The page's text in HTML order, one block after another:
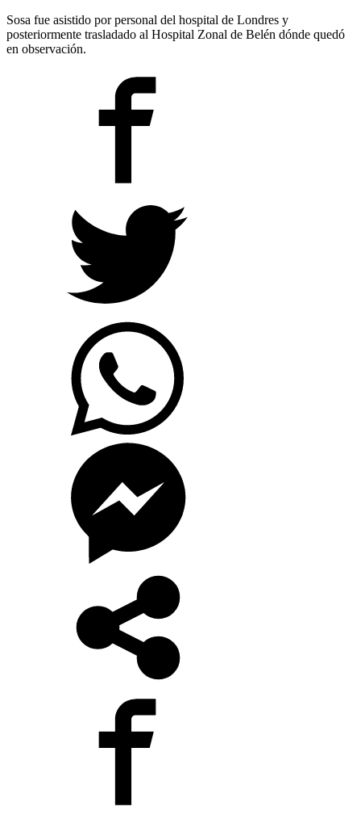
Sosa fue asistido por personal del hospital de Londres y
posteriormente trasladado al Hospital Zonal de Belén dónde quedó
en observación.